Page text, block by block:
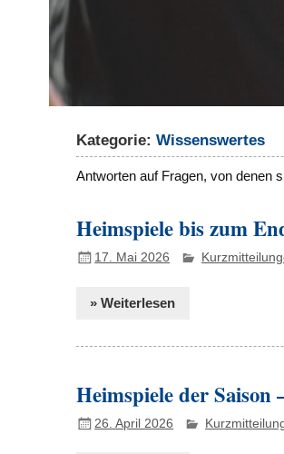
Kategorie:Wissenswertes
Antworten auf Fragen, von denen
Heimspiele bis zum
17. Mai 2026
» Weiterlesen
Heimspiele der Saison
26. April 2026